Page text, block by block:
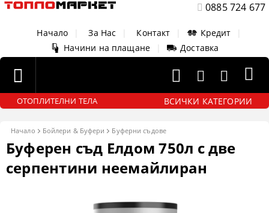
0885 724 677
Начало За Нас Контакт Кредит
Начини на плащане
Доставка
ОТОПЛИТЕЛНИ ТЕЛА ВСИЧКИ КАТЕГОРИИ
Начало Бойлери & Буфери Буферни съдове
Буферен съд Елдом 750л с две
серпентини неемайлиран